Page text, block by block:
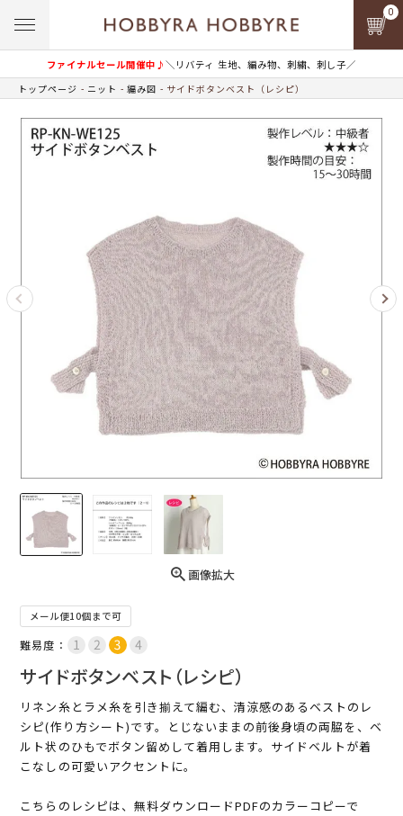
ファイナルセール開催中♪＼リバティ 生地、編み物、刺繍、刺し子／
0
トップページ ニット 編み図 サイドボタンベスト（レシピ）
画像拡大
メール便10個まで可
難易度：
サイドボタンベスト（レシピ）
リネン糸とラメ糸を引き揃えて編む、清涼感のあるベストのレ
シピ(作り方シート)です。とじないままの前後身頃の両脇を、ベ
ルト状のひもでボタン留めして着用します。サイドベルトが着
こなしの可愛いアクセントに。
こちらのレシピは、無料ダウンロードPDFのカラーコピーで